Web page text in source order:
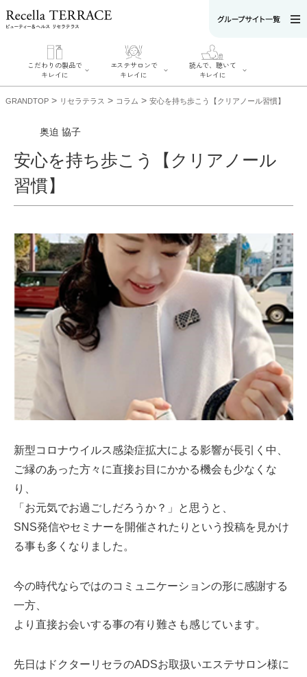
こだわりの製品で
キレイに
こだわりの製品
でキレイに
SERIES#01 私た
ちについて
SERIES#03 無
添加化粧品につ
いて
エステサロンで
キレイに
エステサロンで
定者在籍サロン
いるサロンを探
す
リフティング認
定とは？
肌改善のプロと
は？
読んで、聴いて
キレイに
読んで、聴いてキ
ル
奥迫協子スペシ
ャルコンテンツ
お悩みから記事
を探す
ニキビ 日焼け 首
敏感肌 た
ミューズへの伝
コラム
GRANDTOP > リセラテラス > コラム > 安心を持ち歩こう【クリアノール習慣】
奥迫 協子
安心を持ち歩こう【クリアノール
習慣】
新型コロナウイルス感染症拡大による影響が長引く中、
ご縁のあった方々に直接お目にかかる機会も少なくな
り、
「お元気でお過ごしだろうか？」と思うと、
SNS発信やセミナーを開催されたりという投稿を見かけ
る事も多くなりました。
今の時代ならではのコミュニケーションの形に感謝する
一方、
より直接お会いする事の有り難さも感じています。
先日はドクターリセラのADSお取扱いエステサロン様に